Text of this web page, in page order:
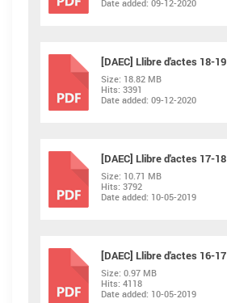
Date added: 09-12-2020
PDF
[DAEC] Llibre d'actes 18-19
Size: 18.82 MB
Hits: 3391
Date added: 09-12-2020
PDF
[DAEC] Llibre d'actes 17-18
Size: 10.71 MB
Hits: 3792
Date added: 10-05-2019
PDF
[DAEC] Llibre d'actes 16-17
Size: 0.97 MB
Hits: 4118
Date added: 10-05-2019